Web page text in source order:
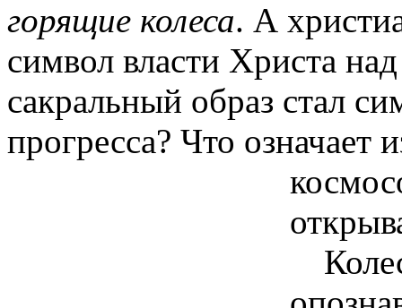
горящие колеса. А
символ власти Христа
сакральный образ стал
прогресса? Что означает